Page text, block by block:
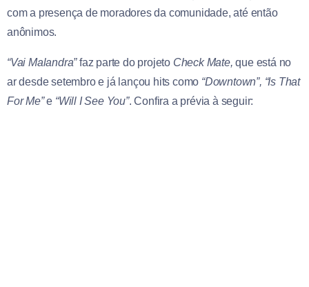
com a presença de moradores da comunidade, até então
anônimos.
“Vai Malandra”faz parte do projeto Check Mate,que está no
ar desde setembro e já lançou hits como “Downtown”, “Is That
For Me”e “Will I See You”. Confira a prévia à seguir: